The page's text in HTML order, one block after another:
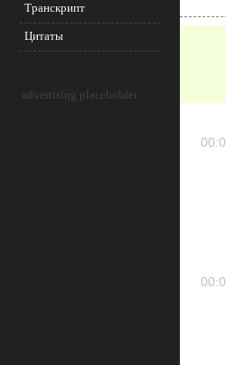
Транскрипт
Цитаты
advertising placeholder